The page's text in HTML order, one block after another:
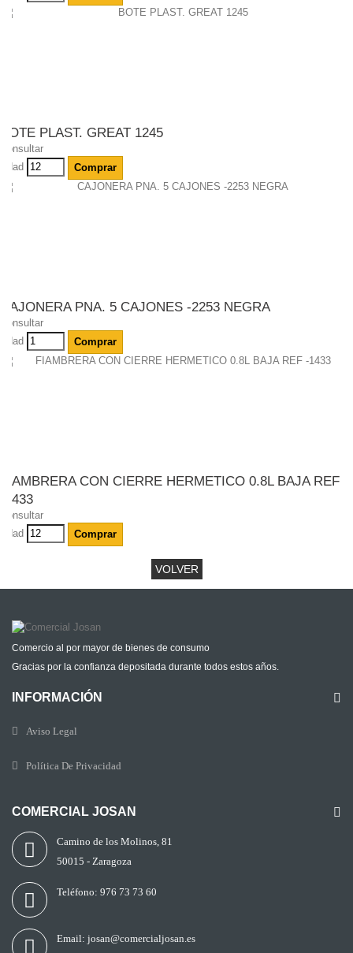
BOTE PLAST. GREAT 1245
Consultar
Udad
Comprar
CAJONERA PNA. 5 CAJONES -2253 NEGRA
Consultar
Udad
Comprar
FIAMBRERA CON CIERRE HERMETICO 0.8L BAJA REF
-1433
Consultar
Udad
Comprar
VOLVER
Comercio al por mayor de bienes de consumo
Gracias por la confianza depositada durante todos estos años.
INFORMACIÓN
Aviso Legal
Política De Privacidad
COMERCIAL JOSAN
Camino de los Molinos, 81
50015 - Zaragoza
Teléfono: 976 73 73 60
Email: josan@comercialjosan.es